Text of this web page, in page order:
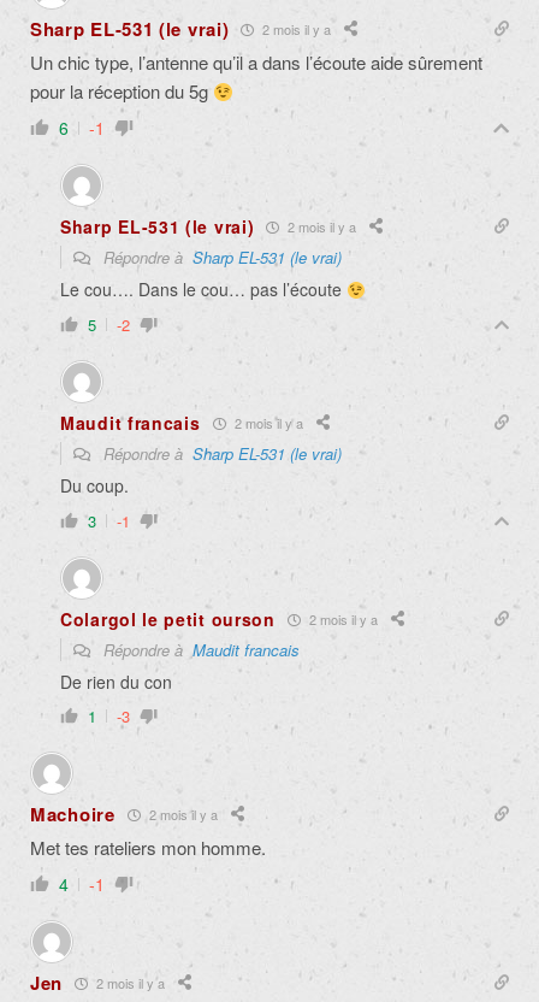
Sharp EL-531 (le vrai) 2 mois il y a
Un chic type, l’antenne qu’il a dans l’écoute aide sûrement
pour la réception du 5g
6 -1
Sharp EL-531 (le vrai) 2 mois il y a
Répondre à Sharp EL-531 (le vrai)
Le cou…. Dans le cou… pas l’écoute
5 -2
Maudit francais 2 mois il y a
Répondre à Sharp EL-531 (le vrai)
Du coup.
3 -1
Colargol le petit ourson 2 mois il y a
Répondre à Maudit francais
De rien du con
1 -3
Machoire 2 mois il y a
Met tes rateliers mon homme.
4 -1
Jen 2 mois il y a